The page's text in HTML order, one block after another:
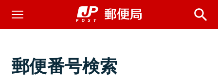
郵便番号検索